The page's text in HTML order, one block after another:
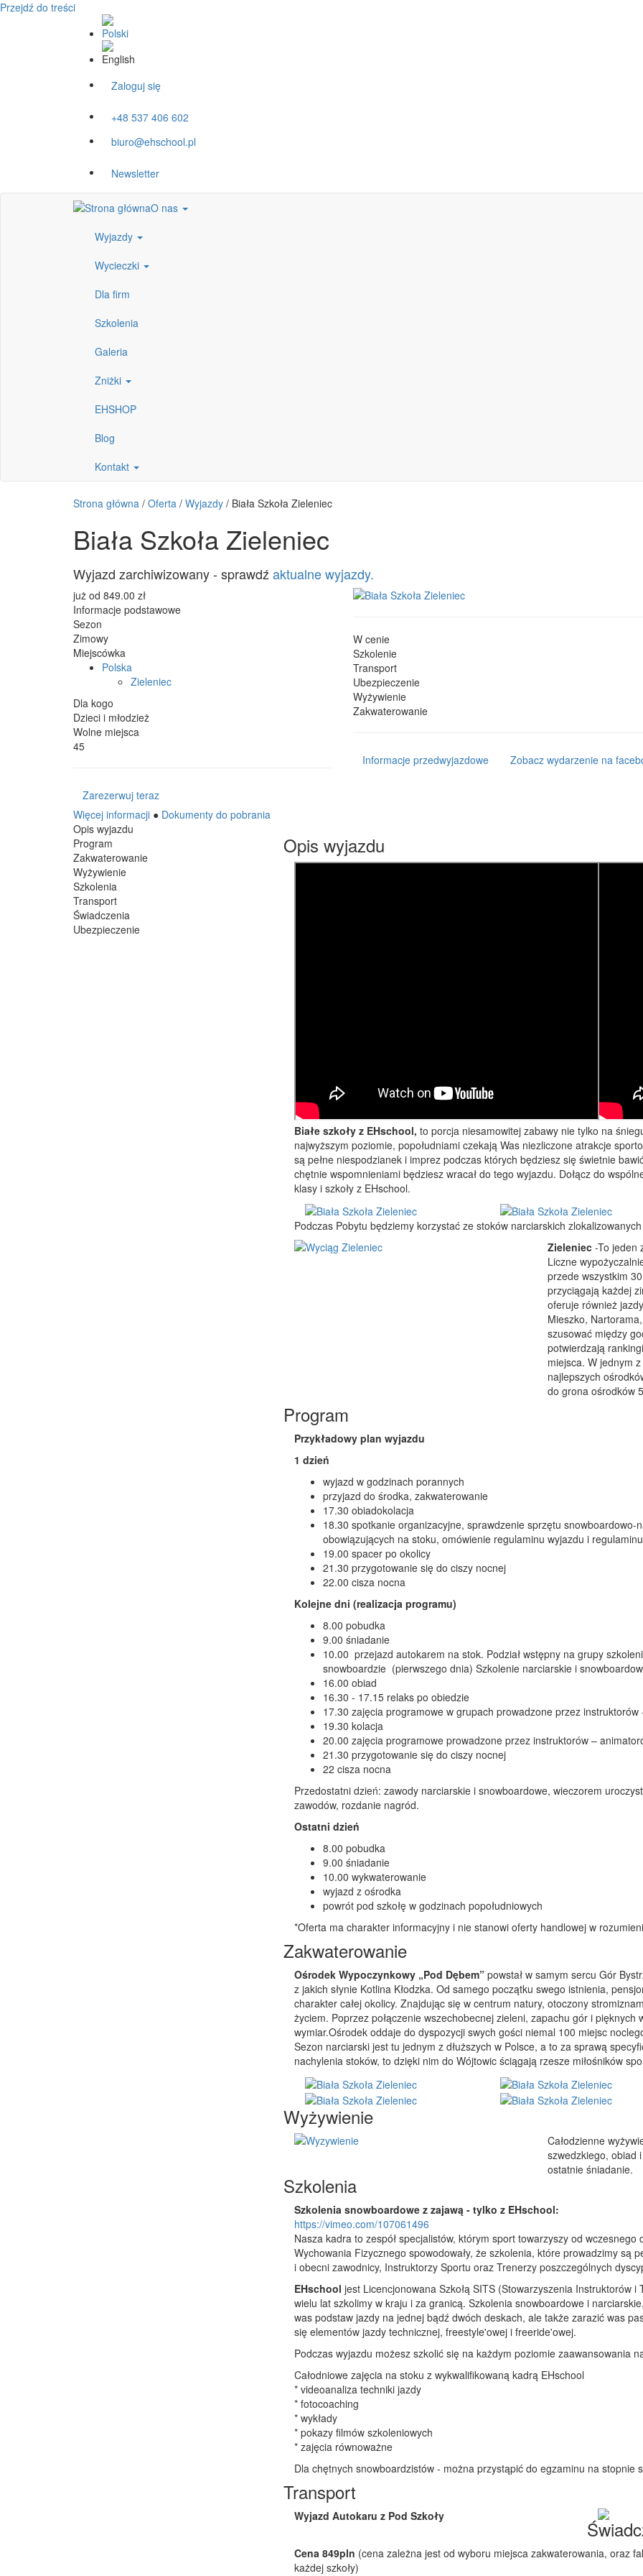
Przejdź do treści
Zaloguj się
+48 537 406 602
biuro@ehschool.pl
Newsletter
O nas
Wyjazdy
Wycieczki
Dla firm
Szkolenia
Galeria
Zniżki
EHSHOP
Blog
Kontakt
Strona główna / Oferta / Wyjazdy / Biała Szkoła Zieleniec
Biała Szkoła Zieleniec
Wyjazd zarchiwizowany - sprawdź aktualne wyjazdy.
już od 849.00 zł
Informacje podstawowe
Sezon
Zimowy
Miejscówka
Polska
Zieleniec
Dla kogo
Dzieci i młodzież
Wolne miejsca
45
Zarezerwuj teraz
Więcej informacji ● Dokumenty do pobrania
W cenie
Szkolenie
Transport
Ubezpieczenie
Wyżywienie
Zakwaterowanie
Informacje przedwyjazdowe Zobacz wydarzenie na
Opis wyjazdu
Program
Zakwaterowanie
Wyżywienie
Szkolenia
Transport
Świadczenia
Ubezpieczenie
Opis wyjazdu
Białe szkoły z EHschool, to porcja niesamowitej zabawy nie tylko na
najwyższym poziomie, popołudniami czekają Was niezliczone atrakcje
są pełne niespodzianek i imprez podczas których będziesz się świetnie
chętnie wspomnieniami będziesz wracał do tego wyjazdu. Dołącz do
klasy i szkoły z EHschool.
Podczas Pobytu będziemy korzystać ze stoków narciarskich
Zieleniec-To jeden
Liczne
przede wszystkim
przyciągają każdej
oferuje również
Mieszko,
szusować między
potwierdzają
miejsca. W jednym
najlepszych
do grona ośrodków
Program
Przykładowy plan wyjazdu
1 dzień
wyjazd w godzinach porannych
przyjazd do środka, zakwaterowanie
17.30 obiadokolacja
18.30 spotkanie organizacyjne, sprawdzenie sprzętu
obowiązujących na stoku, omówienie regulaminu wyjazdu i
19.00 spacer po okolicy
21.30 przygotowanie się do ciszy nocnej
22.00 cisza nocna
Kolejne dni (realizacja programu)
8.00 pobudka
9.00 śniadanie
10.00 przejazd autokarem na stok. Podział wstępny na grupy
snowboardzie (pierwszego dnia) Szkolenie narciarskie i
16.00 obiad
16.30 - 17.15 relaks po obiedzie
17.30 zajęcia programowe w grupach prowadzone przez instruktorów
19.30 kolacja
20.00 zajęcia programowe prowadzone przez instruktorów –
21.30 przygotowanie się do ciszy nocnej
22 cisza nocna
Przedostatni dzień: zawody narciarskie i snowboardowe, wieczorem
zawodów, rozdanie nagród.
Ostatni dzień
8.00 pobudka
9.00 śniadanie
10.00 wykwaterowanie
wyjazd z ośrodka
powrót pod szkołę w godzinach popołudniowych
*Oferta ma charakter informacyjny i nie stanowi oferty handlowej w
Zakwaterowanie
Ośrodek Wypoczynkowy „Pod Dębem”powstał w samym sercu Gór
z jakich słynie Kotlina Kłodzka. Od samego początku swego istnienia,
charakter całej okolicy. Znajdując się w centrum natury, otoczony
życiem. Poprzez połączenie wszechobecnej zieleni, zapachu gór i
wymiar.Ośrodek oddaje do dyspozycji swych gości niemal 100 miejsc
Sezon narciarski jest tu jednym z dłuższych w Polsce, a to za sprawą
nachylenia stoków, to dzięki nim do Wójtowic ściągają rzesze miłośników
Wyżywienie
Całodzienne
szwedzkiego, obiad
ostatnie śniadanie.
Szkolenia
Szkolenia snowboardowe z zajawą - tylko z EHschool:
https://vimeo.com/107061496
Nasza kadra to zespół specjalistów, którym sport towarzyszy od
Wychowania Fizycznego spowodowały, że szkolenia, które prowadzimy są
i obecni zawodnicy, Instruktorzy Sportu oraz Trenerzy poszczególnych
EHschool jest Licencjonowana Szkołą SITS (Stowarzyszenia Instruktorów
wielu lat szkolimy w kraju i za granicą. Szkolenia snowboardowe i
was podstaw jazdy na jednej bądź dwóch deskach, ale także zarazić was
się elementów jazdy technicznej, freestyle'owej i freeride'owej.
Podczas wyjazdu możesz szkolić się na każdym poziomie zaawansowania
Całodniowe zajęcia na stoku z wykwalifikowaną kadrą EHschool
* videoanaliza techniki jazdy
* fotocoaching
* wykłady
* pokazy filmów szkoleniowych
* zajęcia równoważne
Dla chętnych snowboardzistów - można przystąpić do egzaminu na stopnie
Transport
Wyjazd Autokaru z Pod Szkoły
Cena 849pln (cena zależna jest od wyboru miejsca zakwaterowania, oraz
każdej szkoły)